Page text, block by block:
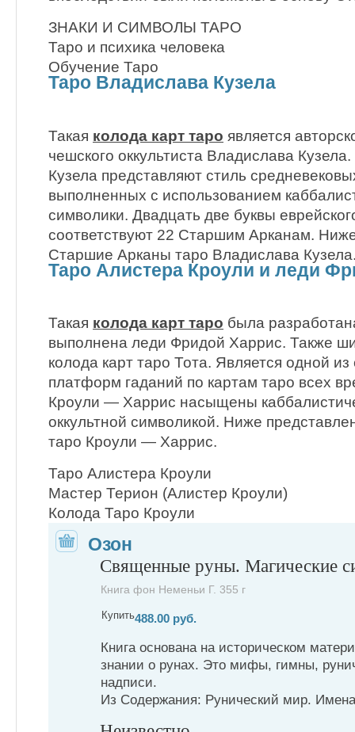
ЗНАКИ И СИМВОЛЫ ТАРО
Таро и психика человека
Обучение Таро
Таро Владислава Кузела
Такая колода карт таро является
чешского оккультиста Владислава
Кузела представляют стиль
выполненных с использованием
символики. Двадцать две буквы
соответствуют 22 Старшим Арканам.
Старшие Арканы таро Владислава
Таро Алистера Кроули и леди
Такая колода карт таро была
выполнена леди Фридой Харрис. Также
колода карт таро Тота. Является одной
платформ гаданий по картам таро всех
Кроули — Харрис насыщены
оккультной символикой. Ниже
таро Кроули — Харрис.
Таро Алистера Кроули
Мастер Терион (Алистер Кроули)
Колода Таро Кроули
Озон
Священные руны. Магические
Книга фон Неменьи Г. 355 г
Купить488.00 руб.
Книга основана на историческом
знании о рунах. Это мифы, гимны,
надписи.
Из Содержания: Рунический мир.